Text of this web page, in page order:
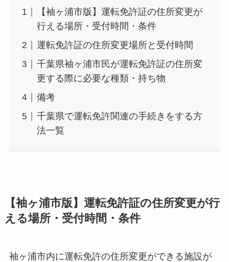
【袖ヶ浦市版】運転免許証の住所変更が
行える場所・受付時間・条件
運転免許証の住所変更場所と受付時間
千葉県袖ヶ浦市民が運転免許証の住所変
更する際に必要な種類・持ち物
備考
千葉県で運転免許関連の手続きをする方
法一覧
【袖ヶ浦市版】運転免許証の住所変更が行
える場所・受付時間・条件
袖ヶ浦市内に運転免許の住所変更ができる施設が